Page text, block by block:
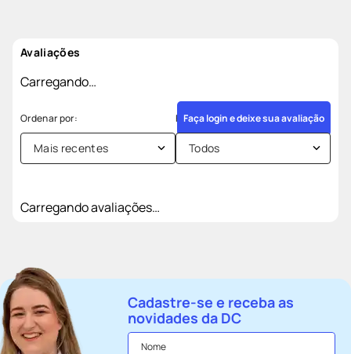
Avaliações
Carregando…
Faça login e deixe sua avaliação
Mais recentes Todos
Carregando avaliações…
Cadastre-se e receba as
novidades da DC